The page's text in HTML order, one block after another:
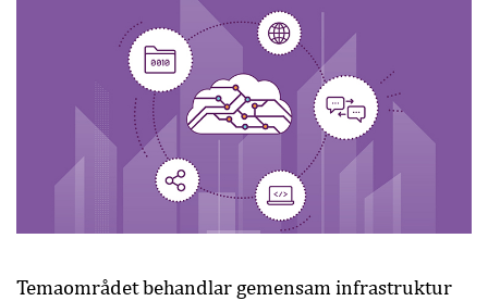
Temaområdet behandlar gemensam infrastruktur